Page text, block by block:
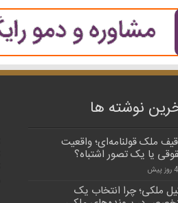
نوشته ها
ملک قولنامه‌ای؛ واقعیت
یا یک تصور اشتباه؟
4 روز پیش
ملکی؛ چرا انتخاب یک